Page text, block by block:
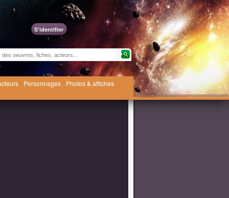
S'identifier
Personnages
Photos & affiches